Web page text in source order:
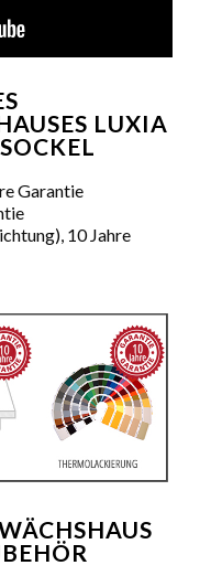
LUXIA
Garantie
10 Jahre